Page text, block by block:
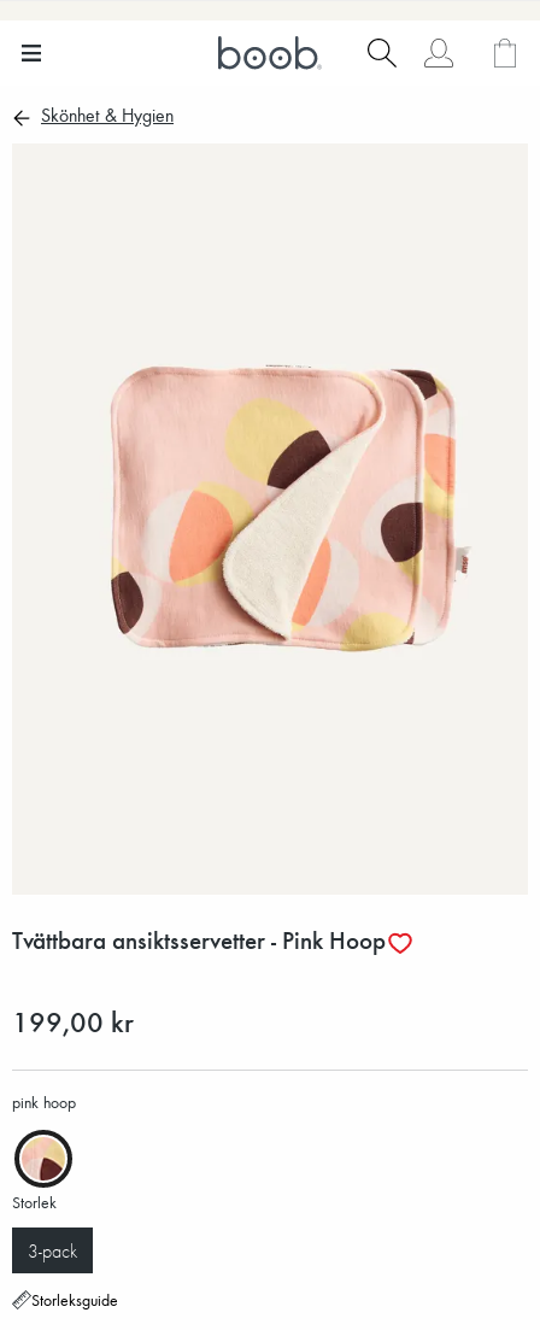
Skönhet & Hygien
Tvättbara ansiktsservetter - Pink Hoop
199,00 kr
pink hoop
Storlek
3-pack
Storleksguide